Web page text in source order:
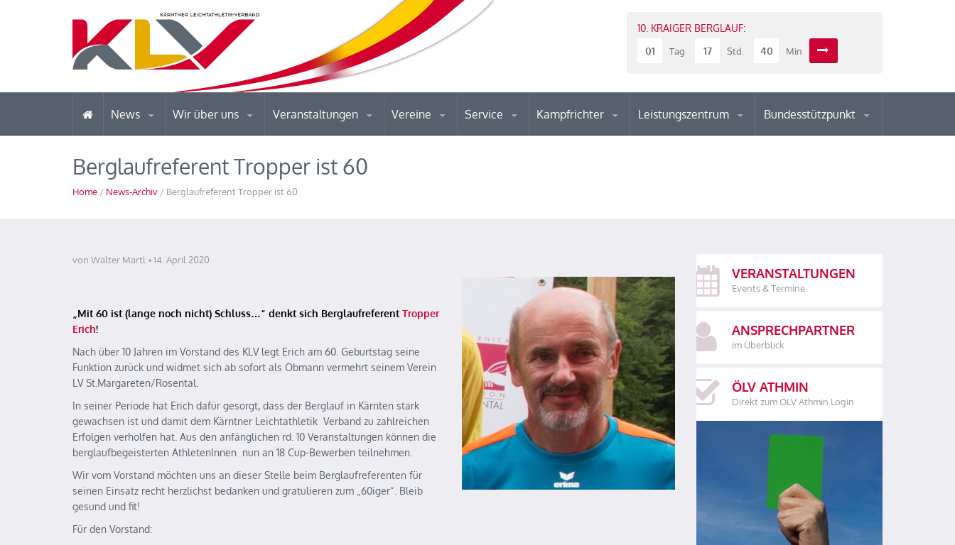
10. KRAIGER BERGLAUF:
01
Tag 17 Std. 40 Min
News Wir über uns Veranstaltungen Vereine Service Kampfrichter Leistungszentrum Bundesstützpunkt
Berglaufreferent Tropper ist 60
Home / News-Archiv / Berglaufreferent Tropper ist 60
von Walter Martl 14. April 2020
„Mit 60 ist (lange noch nicht) Schluss…“ denkt sich Berglaufreferent Tropper
Erich!
Nach über 10 Jahren im Vorstand des KLV legt Erich am 60. Geburtstag seine
Funktion zurück und widmet sich ab sofort als Obmann vermehrt seinem Verein
LV St.Margareten/Rosental.
In seiner Periode hat Erich dafür gesorgt, dass der Berglauf in Kärnten stark
gewachsen ist und damit dem Kärntner Leichtathletik Verband zu zahlreichen
Erfolgen verholfen hat. Aus den anfänglichen rd. 10 Veranstaltungen können die
berglaufbegeisterten AthletenInnen nun an 18 Cup-Bewerben teilnehmen.
Wir vom Vorstand möchten uns an dieser Stelle beim Berglaufreferenten für
seinen Einsatz recht herzlichst bedanken und gratulieren zum „60iger“. Bleib
gesund und fit!
Für den Vorstand:
VERANSTALTUNGEN
Events & Termine
ANSPRECHPARTNER
im Überblick
ÖLV ATHMIN
Direkt zum ÖLV Athmin Login